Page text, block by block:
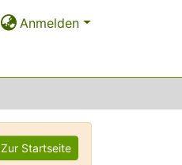
Anmelden
Zur Startseite